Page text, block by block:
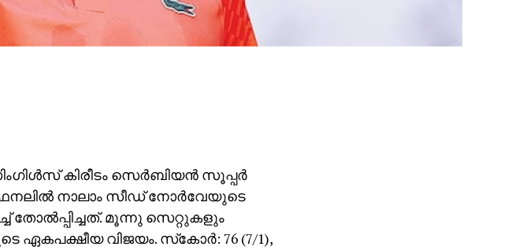
കിരീടം സെര്‍ബിയന്‍ സൂപ്പര്‍
നാലാം സീഡ് നോര്‍വേയുടെ
മൂന്നു സെറ്റുകളും
ഏകപക്ഷീയ വിജയം. സ്‌കോര്‍: 76 (7/1),